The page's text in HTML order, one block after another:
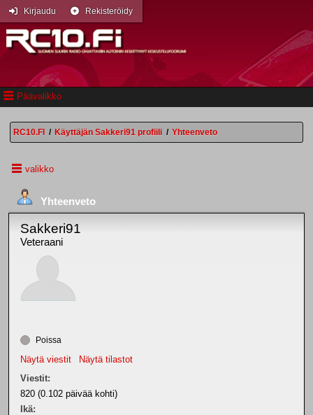
Päävalikko
Kirjaudu Rekisteröidy
RC10.FI / Käyttäjän Sakkeri91 profiili / Yhteenveto
valikko
Yhteenveto
Sakkeri91
Veteraani
Poissa
Näytä viestit
Näytä tilastot
Viestit:
820 (0.102 päivää kohti)
Ikä: